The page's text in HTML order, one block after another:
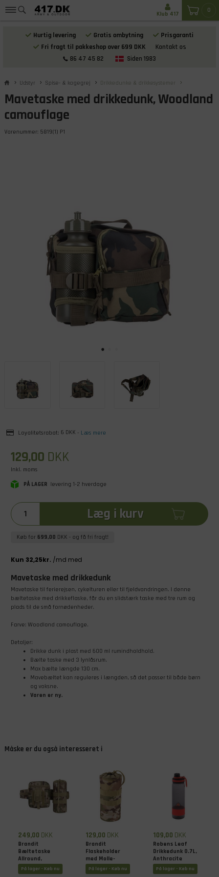
Hurtig levering Gratis ombytning
Prisgaranti
Fri fragt til pakkeshop over 699 DKK
Kontakt os
86 47 45 82
Siden 1983
0
Klub 417
Udstyr Spise- & kogegrej Drikkedunke & drikkesystemer
Mavetaske med drikkedunk, Woodland
camouflage
Varenummer: 5819(1) P1
Loyalitetsrabat: 6 DKK - Læs mere
129,00 DKK
Inkl. moms
PÅ LAGER levering 1-2 hverdage
Læg i kurv
Køb for 699,00 DKK - og få fri fragt!
Mavetaske med drikkedunk
Mavetaske til ferierejsen, cykelturen eller til fjeldvandringen. I denne
bæltetaske med drikkeflaske, får du en slidstærk taske med tre rum og
plads til de små fornødenheder.
Farve: Woodland camouflage.
Detaljer:
Drikke dunk i plast med 600 ml rumindholdhold.
Bælte taske med 3 lynlåsrum.
Max bælte længde 130 cm.
Mavebæltet kan reguleres i længden, så det passer til både børn
og voksne.
Varen er ny.
Måske er du også interesseret i
249,00 DKK
Brandit
Bæltetaske
Allround,
Tactical Camo
På lager - Køb nu
129,00 DKK
Brandit
Flaskeholder
med Molle-
system, Tactical
Camo
På lager - Køb nu
109,00 DKK
Robens Leaf
Drikkedunk 0.7L,
Anthracite
På lager - Køb nu